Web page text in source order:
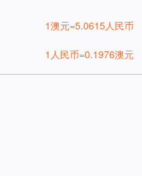
1澳元=5.0615人民币
1人民币=0.1976澳元